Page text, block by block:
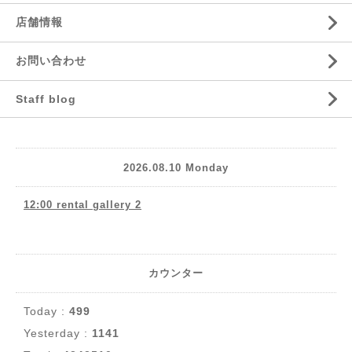
店舗情報
お問い合わせ
Staff blog
2026.08.10 Monday
12:00 rental gallery 2
カウンター
Today : 499
Yesterday : 1141